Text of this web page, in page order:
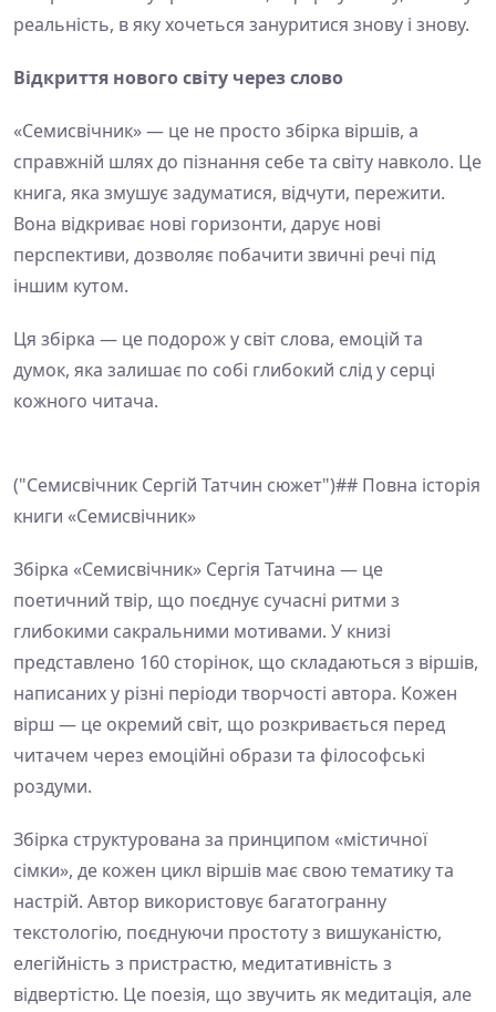
реальність, в яку хочеться зануритися знову і знову.
Відкриття нового світу через слово
«Семисвічник» — це не просто збірка віршів, а
справжній шлях до пізнання себе та світу навколо. Це
книга, яка змушує задуматися, відчути, пережити.
Вона відкриває нові горизонти, дарує нові
перспективи, дозволяє побачити звичні речі під
іншим кутом.
Ця збірка — це подорож у світ слова, емоцій та
думок, яка залишає по собі глибокий слід у серці
кожного читача.
("Семисвічник Сергій Татчин сюжет")## Повна історія
книги «Семисвічник»
Збірка «Семисвічник» Сергія Татчина — це
поетичний твір, що поєднує сучасні ритми з
глибокими сакральними мотивами. У книзі
представлено 160 сторінок, що складаються з віршів,
написаних у різні періоди творчості автора. Кожен
вірш — це окремий світ, що розкривається перед
читачем через емоційні образи та філософські
роздуми.
Збірка структурована за принципом «містичної
сімки», де кожен цикл віршів має свою тематику та
настрій. Автор використовує багатогранну
текстологію, поєднуючи простоту з вишуканістю,
елегійність з пристрастю, медитативність з
відвертістю. Це поезія, що звучить як медитація, але